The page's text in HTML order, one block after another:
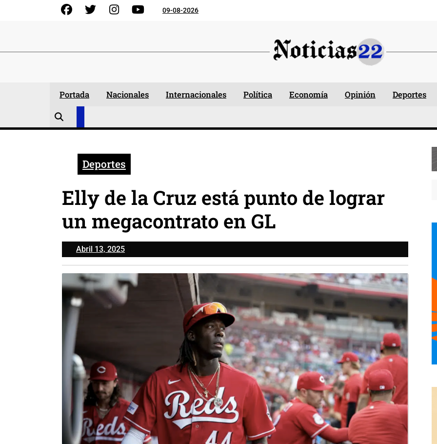
FacebookGorjeo InstagramYouTube09-08-2026
Portada Nacionales Internacionales Política Economía Opinión Deportes
Deportes
Elly de la Cruz está punto de lograr
un megacontrato en GL
Abril 13, 2025Abril
13,
2025